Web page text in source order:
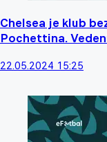
Chelsea je klub
Pochettina.
22.05.2024 15:25